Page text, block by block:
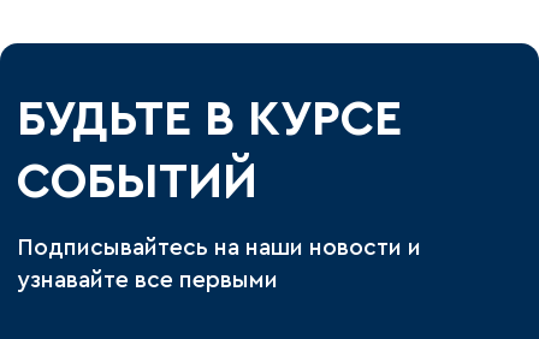
БУДЬТЕ В КУРСЕ
СОБЫТИЙ
Подписывайтесь на наши новости и
узнавайте все первыми